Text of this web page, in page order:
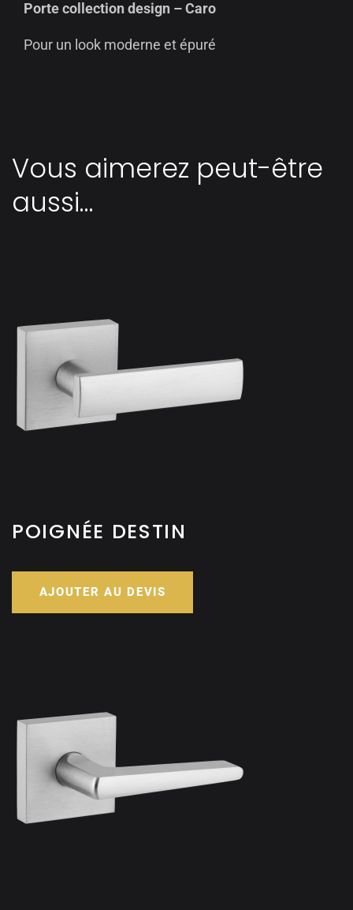
Porte collection design – Caro
Pour un look moderne et épuré
Vous aimerez peut-être
aussi…
POIGNÉE DESTIN
AJOUTER AU DEVIS